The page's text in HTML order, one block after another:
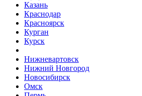
Казань
Краснодар
Красноярск
Курган
Курск
Нижневартовск
Нижний Новгород
Новосибирск
Омск